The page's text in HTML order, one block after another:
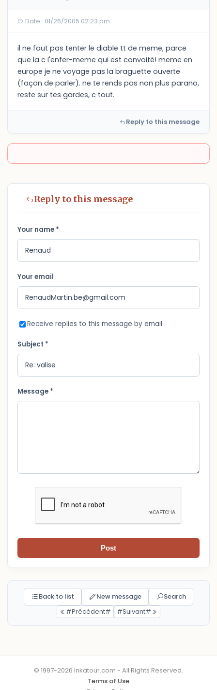
Date : 01/26/2005 02:23 pm
il ne faut pas tenter le diable tt de meme, parce
que la c l'enfer-meme qui est convoité! meme en
europe je ne voyage pas la braguette ouverte
(façon de parler). ne te rends pas non plus parano,
reste sur tes gardes, c tout.
Reply to this message
Reply to this message
Your name *
Your email
Receive replies to this message by email
Subject *
Message *
Post
Back to list New message
Search
#Précédent#
#Suivant#
© 1997-2026 Inkatour.com - All Rights Reserved.
Terms of Use